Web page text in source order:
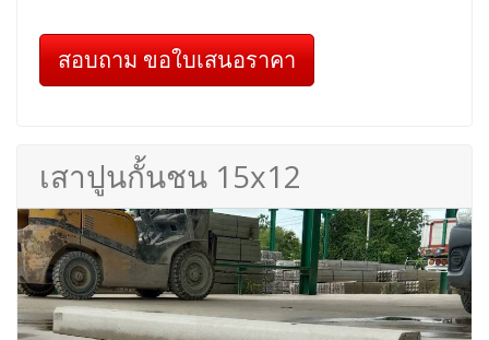
สอบถาม ขอใบเสนอราคา
เสาปูนกั้นชน 15x12